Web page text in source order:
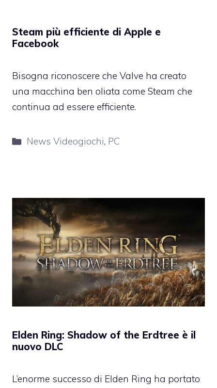
Steam più efficiente di Apple e
Facebook
Bisogna riconoscere che Valve ha creato
una macchina ben oliata come Steam che
continua ad essere efficiente.
Categorie
News Videogiochi, PC
Elden Ring: Shadow of the Erdtree è il
nuovo DLC
L’enorme successo di Elden Ring ha portato